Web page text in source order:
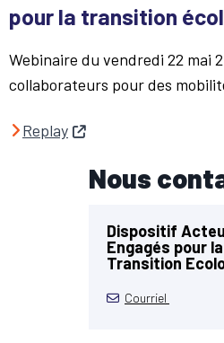
pour la transition
Webinaire du vendredi 22 mai
collaborateurs pour des
Replay
Nous
Dispositif
Engagés pour la
Transition
Courriel